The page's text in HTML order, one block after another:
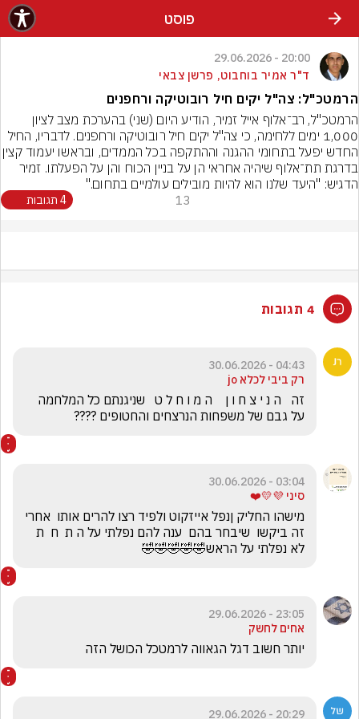
פוסט
20:00 - 29.06.2026
ד"ר אמיר בוחבוט, פרשן צבאי
הרמטכ"ל: צה"ל יקים חיל רובוטיקה ורחפנים
הדגיש: "היעד שלנו הוא להיות מובילים עולמיים בתחום."
13 4 תגובות
4 תגובות
04:43 - 30.06.2026
רק ביבי לכלא jo
על גבם של משפחות הנרצחים והחטופים ????
03:04 - 30.06.2026
סיני 💜💛❤️
לא נפלתי על הראש🤣🤣🤣🤣🤣
23:05 - 29.06.2026
אחים לחשק
יותר חשוב דגל הגאווה לרמטכל הכושל הזה
20:29 - 29.06.2026